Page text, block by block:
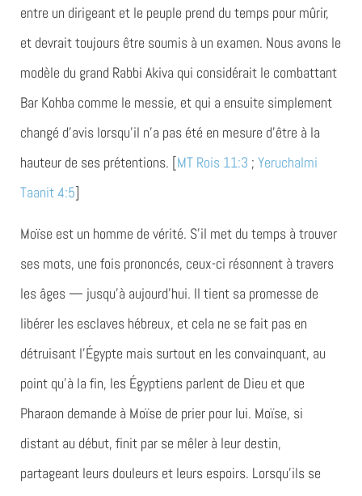
entre un dirigeant et le peuple prend du temps pour mûrir,
et devrait toujours être soumis à un examen. Nous avons le
modèle du grand Rabbi Akiva qui considérait le combattant
Bar Kohba comme le messie, et qui a ensuite simplement
changé d’avis lorsqu’il n’a pas été en mesure d’être à la
hauteur de ses prétentions. [MT Rois 11:3 ; Yeruchalmi
Taanit 4:5]
Moïse est un homme de vérité. S’il met du temps à trouver
ses mots, une fois prononcés, ceux-ci résonnent à travers
les âges — jusqu’à aujourd’hui. Il tient sa promesse de
libérer les esclaves hébreux, et cela ne se fait pas en
détruisant l’Égypte mais surtout en les convainquant, au
point qu’à la fin, les Égyptiens parlent de Dieu et que
Pharaon demande à Moïse de prier pour lui. Moïse, si
distant au début, finit par se mêler à leur destin,
partageant leurs douleurs et leurs espoirs. Lorsqu’ils se